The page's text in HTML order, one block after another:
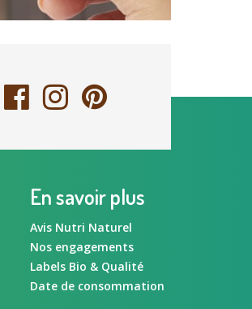
En savoir plus
Avis Nutri Naturel
Nos engagements
Labels Bio & Qualité
Date de consommation